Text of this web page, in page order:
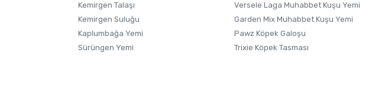
Kemirgen Talaşı
Kemirgen Suluğu
Kaplumbağa Yemi
Sürüngen Yemi
Versele Laga Muhabbet Kuşu Yemi
Garden Mix Muhabbet Kuşu Yemi
Pawz Köpek Galoşu
Trixie Köpek Tasması